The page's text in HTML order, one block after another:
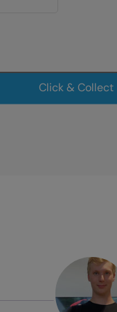
Click & Collect